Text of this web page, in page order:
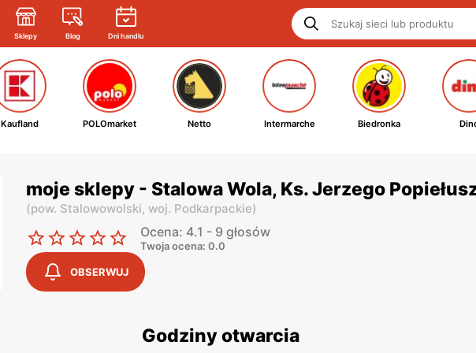
Sklepy Blog Dni handlu
Kaufland POLOmarket Netto Intermarche Biedronka
moje sklepy - Stalowa Wola, Ks. Jerzego
(pow. Stalowowolski, woj. Podkarpackie)
Ocena: 4.1 - 9 głosów
Twoja ocena: 0.0
OBSERWUJ
Godziny otwarcia